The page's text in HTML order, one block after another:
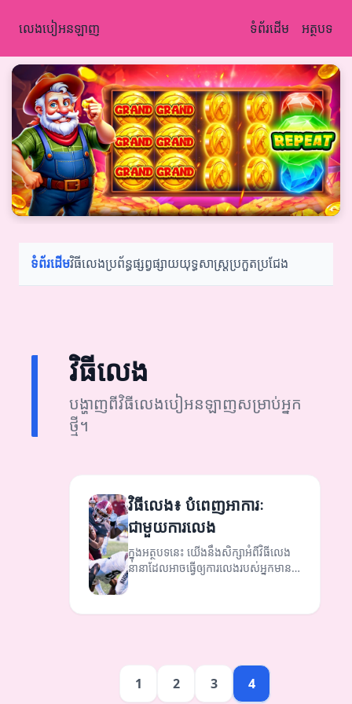
លេងបៀអនឡាញ ទំព័រដើម អត្ថបទ
ទំព័រដើមវិធីលេងប្រព័ន្ធផ្សព្វផ្សាយយុទ្ធសាស្ត្រប្រកួតប្រជែង
វិធីលេង
បង្ហាញពីវិធីលេងបៀអនឡាញសម្រាប់អ្នក
ថ្មី។
វិធីលេង៖ បំពេញអាការៈ
ជាមួយការលេង
ក្នុងអត្ថបទនេះ យើងនឹងសិក្សាអំពីវិធីលេង
នានាដែលអាចធ្វើឲ្យការលេងរបស់អ្នកមាន
1 2 3 4